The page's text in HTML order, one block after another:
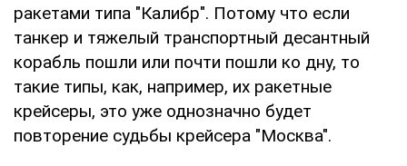
ракетами типа "Калибр". Потому что если
танкер и тяжелый транспортный десантный
корабль пошли или почти пошли ко дну, то
такие типы, как, например, их ракетные
крейсеры, это уже однозначно будет
повторение судьбы крейсера "Москва".